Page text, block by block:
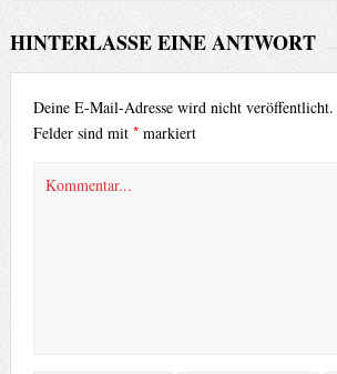
HINTERLASSE EINE ANTWORT
Deine E-Mail-Adresse wird nicht veröffentlicht.
Felder sind mit *markiert